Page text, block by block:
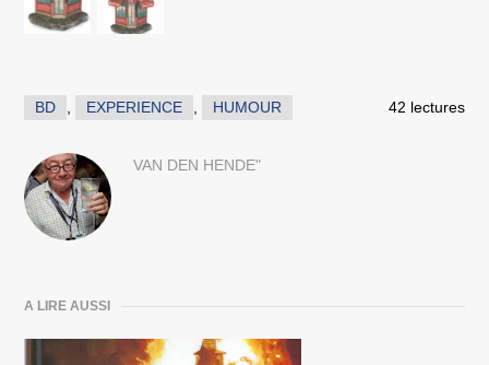
BD EXPERIENCE HUMOUR 42 lectures
VAN DEN HENDE"
A LIRE AUSSI